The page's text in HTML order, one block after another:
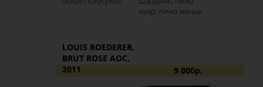
нуар, пино менье
9 000р.
LOUIS ROEDERER,
BRUT ROSE AOC,
2011